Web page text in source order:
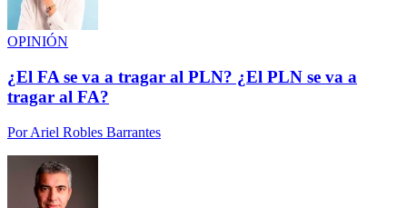
OPINIÓN
¿El FA se va a tragar al PLN? ¿El PLN se va a
tragar al FA?
PorAriel Robles Barrantes